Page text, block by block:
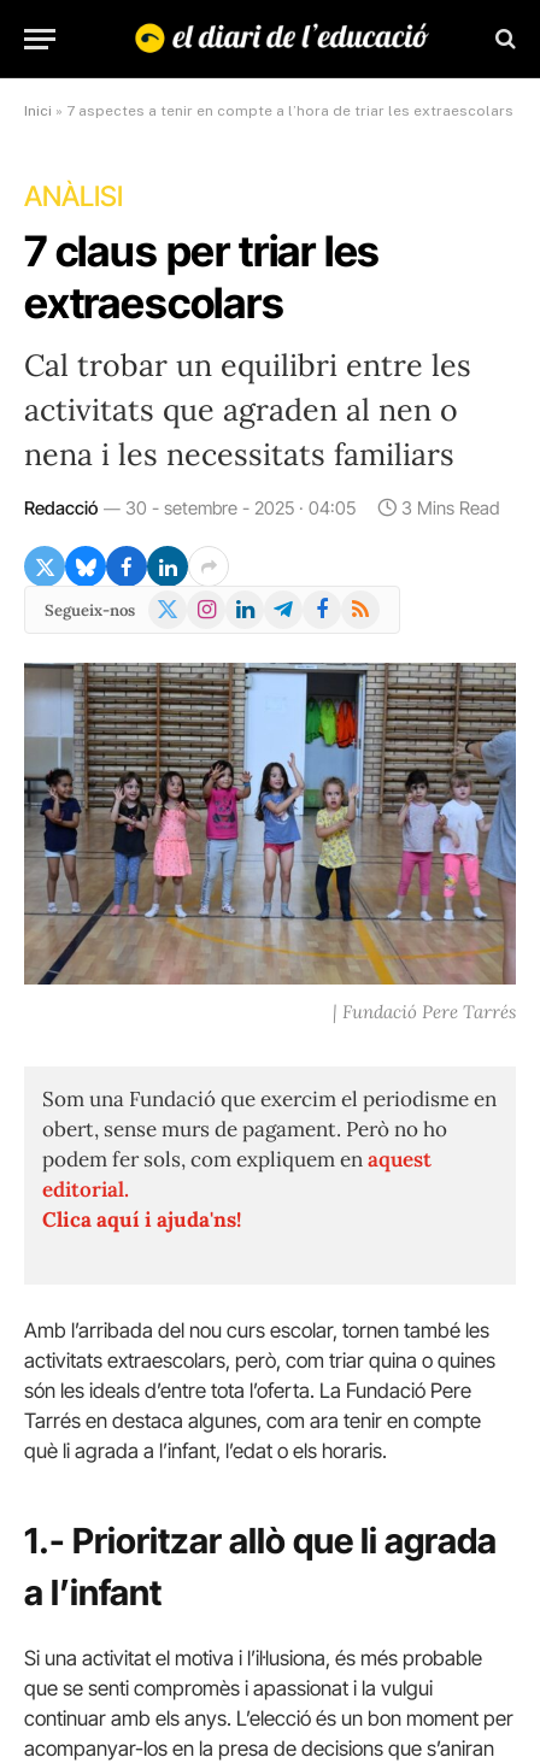
Inici » 7 aspectes a tenir en compte a l’hora de triar les extraescolars
ANÀLISI
7 claus per triar les
extraescolars
Cal trobar un equilibri entre les
activitats que agraden al nen o
nena i les necessitats familiars
Redacció 30 - setembre - 2025 · 04:05 3 Mins Read
Segueix-nos
X
Instagram
LinkedInTelegramFacebook
RSS
| Fundació Pere Tarrés
Som una Fundació que exercim el periodisme en
obert, sense murs de pagament. Però no ho
podem fer sols, com expliquem enaquest
editorial.
Clica aquí i ajuda'ns!
Amb l’arribada del nou curs escolar, tornen també les
activitats extraescolars, però, com triar quina o quines
són les ideals d’entre tota l’oferta. La Fundació Pere
Tarrés en destaca algunes, com ara tenir en compte
què li agrada a l’infant, l’edat o els horaris.
1.- Prioritzar allò que li agrada
a l’infant
Si una activitat el motiva i l’il·lusiona, és més probable
que se senti compromès i apassionat i la vulgui
continuar amb els anys. L’elecció és un bon moment per
acompanyar-los en la presa de decisions que s’aniran